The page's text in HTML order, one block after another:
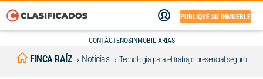
PUBLIQUE SU INMUEBLE
CONTÁCTENOSINMOBILIARIAS
FINCA RAÍZ Noticias Tecnología para el trabajo presencial seguro